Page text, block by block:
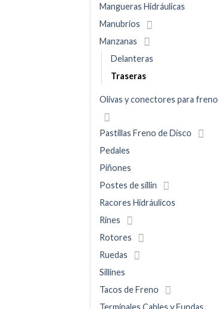
Mangueras Hidráulicas
Manubrios
Manzanas
Delanteras
Traseras
Olivas y conectores para freno
Pastillas Freno de Disco
Pedales
Piñones
Postes de sillin
Racores Hidráulicos
Rines
Rotores
Ruedas
Sillines
Tacos de Freno
Terminales Cables y Fundas